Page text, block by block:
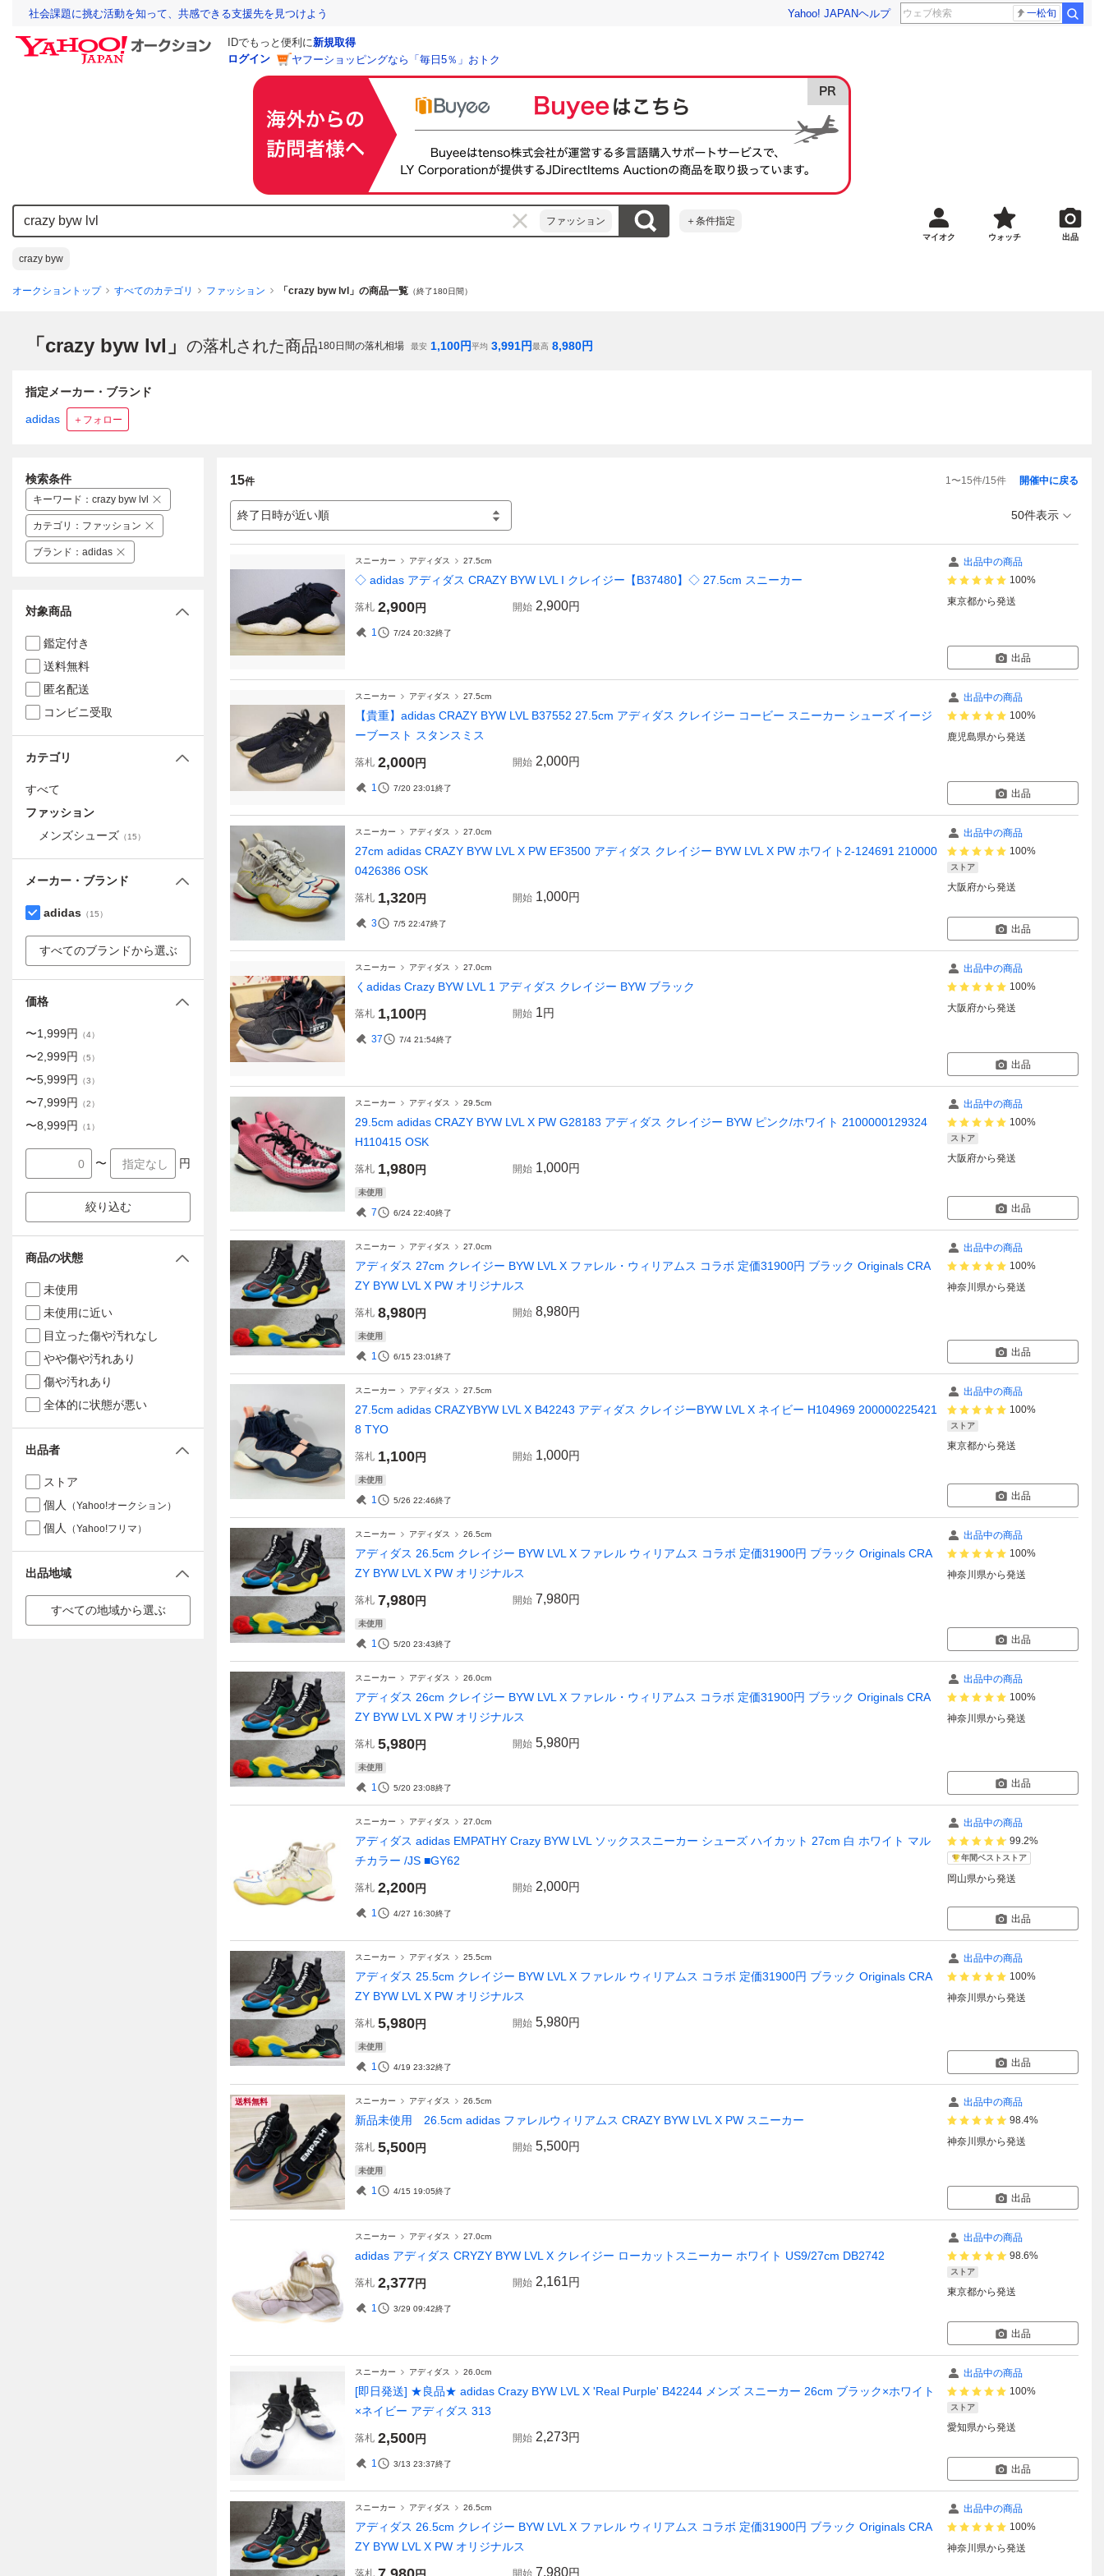
社会課題に挑む活動を知って、共感できる支援先を見つけよう Yahoo! JAPANヘルプ 一松旬
IDでもっと便利に新規取得
ログイン
ヤフーショッピングなら「毎日5％」おトク
ファッション ＋条件指定
crazy byw
マイオク ウォッチ 出品
オークショントップ すべてのカテゴリ ファッション 「crazy byw lvl」の商品一覧 （終了180日間）
「crazy byw lvl」 の落札された商品180日間の落札相場 最安 1,100円平均 3,991円最高 8,980円
指定メーカー・ブランド
adidas ＋フォロー
15件 1〜15件/15件
終了日時が近い順
開催中に戻る
50件表示
スニーカー アディダス 27.5cm
◇ adidas アディダス CRAZY BYW LVL I クレイジー【B37480】◇ 27.5cm スニーカー
落札 2,900円 開始 2,900円
1 7/24 20:32終了
出品中の商品
100%
東京都から発送
出品
スニーカー アディダス 27.5cm
【貴重】adidas CRAZY BYW LVL B37552 27.5cm アディダス クレイジー コービー スニーカー シューズ イージ
ーブースト スタンスミス
落札 2,000円 開始 2,000円
1 7/20 23:01終了
出品中の商品
100%
鹿児島県から発送
出品
スニーカー アディダス 27.0cm
27cm adidas CRAZY BYW LVL X PW EF3500 アディダス クレイジー BYW LVL X PW ホワイト2-124691 210000
0426386 OSK
落札 1,320円 開始 1,000円
3 7/5 22:47終了
出品中の商品
100%
ストア
大阪府から発送
出品
スニーカー アディダス 27.0cm
くadidas Crazy BYW LVL 1 アディダス クレイジー BYW ブラック
落札 1,100円 開始 1円
37 7/4 21:54終了
出品中の商品
100%
大阪府から発送
出品
スニーカー アディダス 29.5cm
29.5cm adidas CRAZY BYW LVL X PW G28183 アディダス クレイジー BYW ピンク/ホワイト 2100000129324
H110415 OSK
落札 1,980円 開始 1,000円
未使用
7 6/24 22:40終了
出品中の商品
100%
ストア
大阪府から発送
出品
スニーカー アディダス 27.0cm
アディダス 27cm クレイジー BYW LVL X ファレル・ウィリアムス コラボ 定価31900円 ブラック Originals CRA
ZY BYW LVL X PW オリジナルス
落札 8,980円 開始 8,980円
未使用
1 6/15 23:01終了
出品中の商品
100%
神奈川県から発送
出品
スニーカー アディダス 27.5cm
27.5cm adidas CRAZYBYW LVL X B42243 アディダス クレイジーBYW LVL X ネイビー H104969 200000225421
8 TYO
落札 1,100円 開始 1,000円
未使用
1 5/26 22:46終了
出品中の商品
100%
ストア
東京都から発送
出品
スニーカー アディダス 26.5cm
アディダス 26.5cm クレイジー BYW LVL X ファレル ウィリアムス コラボ 定価31900円 ブラック Originals CRA
ZY BYW LVL X PW オリジナルス
落札 7,980円 開始 7,980円
未使用
1 5/20 23:43終了
出品中の商品
100%
神奈川県から発送
出品
スニーカー アディダス 26.0cm
アディダス 26cm クレイジー BYW LVL X ファレル・ウィリアムス コラボ 定価31900円 ブラック Originals CRA
ZY BYW LVL X PW オリジナルス
落札 5,980円 開始 5,980円
未使用
1 5/20 23:08終了
出品中の商品
100%
神奈川県から発送
出品
スニーカー アディダス 27.0cm
アディダス adidas EMPATHY Crazy BYW LVL ソックススニーカー シューズ ハイカット 27cm 白 ホワイト マル
チカラー /JS ■GY62
落札 2,200円 開始 2,000円
1 4/27 16:30終了
出品中の商品
99.2%
年間ベストストア
岡山県から発送
出品
スニーカー アディダス 25.5cm
アディダス 25.5cm クレイジー BYW LVL X ファレル ウィリアムス コラボ 定価31900円 ブラック Originals CRA
ZY BYW LVL X PW オリジナルス
落札 5,980円 開始 5,980円
未使用
1 4/19 23:32終了
出品中の商品
100%
神奈川県から発送
出品
送料無料 スニーカー アディダス 26.5cm
新品未使用 26.5cm adidas ファレルウィリアムス CRAZY BYW LVL X PW スニーカー
落札 5,500円 開始 5,500円
未使用
1 4/15 19:05終了
出品中の商品
98.4%
神奈川県から発送
出品
スニーカー アディダス 27.0cm
adidas アディダス CRYZY BYW LVL X クレイジー ローカットスニーカー ホワイト US9/27cm DB2742
落札 2,377円 開始 2,161円
1 3/29 09:42終了
出品中の商品
98.6%
ストア
東京都から発送
出品
スニーカー アディダス 26.0cm
[即日発送] ★良品★ adidas Crazy BYW LVL X 'Real Purple' B42244 メンズ スニーカー 26cm ブラック×ホワイト
×ネイビー アディダス 313
落札 2,500円 開始 2,273円
1 3/13 23:37終了
出品中の商品
100%
ストア
愛知県から発送
出品
スニーカー アディダス 26.5cm
アディダス 26.5cm クレイジー BYW LVL X ファレル ウィリアムス コラボ 定価31900円 ブラック Originals CRA
ZY BYW LVL X PW オリジナルス
落札 開始 7,980円
出品中の商品
100%
神奈川県から発送
検索条件
キーワード ： crazy byw lvl
カテゴリ ： ファッション
ブランド ： adidas
対象商品
鑑定付き
送料無料
匿名配送
コンビニ受取
カテゴリ
すべて
ファッション
メンズシューズ （15）
メーカー・ブランド
adidas （15）
すべてのブランドから選ぶ
価格
〜1,999円 （4）
〜2,999円 （5）
〜5,999円 （3）
〜7,999円 （2）
〜8,999円 （1 ）
〜 円
絞り込む
商品の状態
未使用
未使用に近い
目立った傷や汚れなし
やや傷や汚れあり
傷や汚れあり
全体的に状態が悪い
出品者
ストア
個人
（Yahoo!オークション）
個人 （Yahoo!フリマ）
出品地域
すべての地域から選ぶ